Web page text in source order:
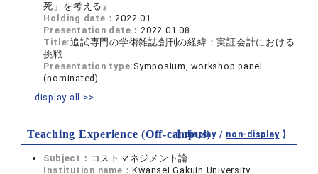
死」を考える』
Holding date：2022.01
Presentation date：2022.01.08
Title:追試専門の学術雑誌創刊の経緯：実証会計における
挑戦
Presentation type: Symposium, workshop panel
(nominated)
display all >>
Teaching Experience (Off-campus)
【 display / non-display】
Subject： コストマネジメント論
Institution name：Kwansei Gakuin University